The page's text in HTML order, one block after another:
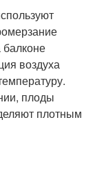
воздуха
плоды
плотным